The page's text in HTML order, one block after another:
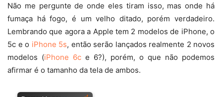
Não me pergunte de onde eles tiram isso, mas onde há
fumaça há fogo, é um velho ditado, porém verdadeiro.
Lembrando que agora a Apple tem 2 modelos de iPhone, o
5c e o iPhone 5s, então serão lançados realmente 2 novos
modelos (iPhone 6c e 6?), porém, o que não podemos
afirmar é o tamanho da tela de ambos.